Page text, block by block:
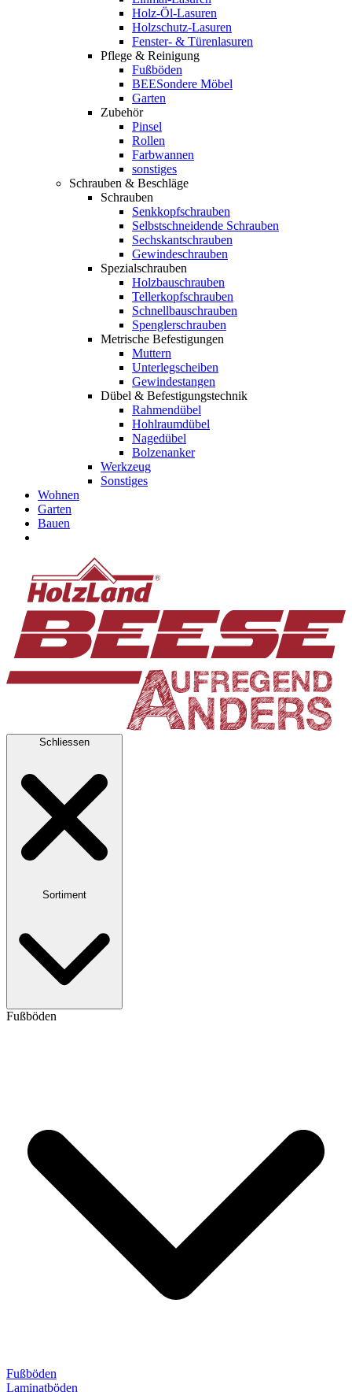
Holz-Öl-Lasuren
Holzschutz-Lasuren
Fenster- & Türenlasuren
Pflege & Reinigung
Fußböden
BEESondere Möbel
Garten
Zubehör
Pinsel
Rollen
Farbwannen
sonstiges
Schrauben & Beschläge
Schrauben
Senkkopfschrauben
Selbstschneidende Schrauben
Sechskantschrauben
Gewindeschrauben
Spezialschrauben
Holzbauschrauben
Tellerkopfschrauben
Schnellbauschrauben
Spenglerschrauben
Metrische Befestigungen
Muttern
Unterlegscheiben
Gewindestangen
Dübel & Befestigungstechnik
Rahmendübel
Hohlraumdübel
Nagedübel
Bolzenanker
Werkzeug
Sonstiges
Wohnen
Garten
Bauen
Schliessen
Sortiment
Fußböden
Fußböden
Laminatböden